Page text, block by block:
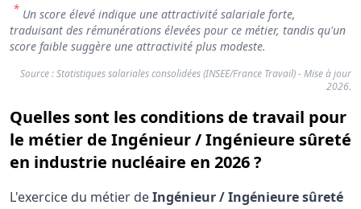
* Un score élevé indique une attractivité salariale forte,
traduisant des rémunérations élevées pour ce métier, tandis qu'un
score faible suggère une attractivité plus modeste.
Source : Statistiques salariales consolidées (INSEE/France Travail) - Mise à jour
2026.
Quelles sont les conditions de travail pour
le métier de Ingénieur / Ingénieure sûreté
en industrie nucléaire en 2026 ?
L'exercice du métier deIngénieur / Ingénieure sûreté